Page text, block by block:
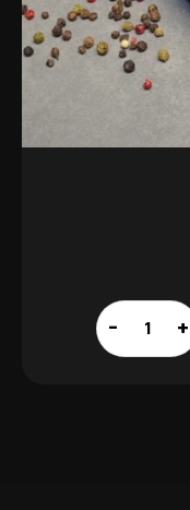
Kippeling
aantal
– +